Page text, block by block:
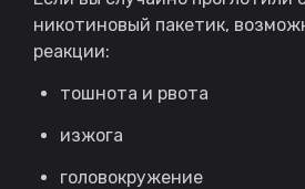
никотиновый пакетик,
реакции:
тошнота и рвота
изжога
головокружение